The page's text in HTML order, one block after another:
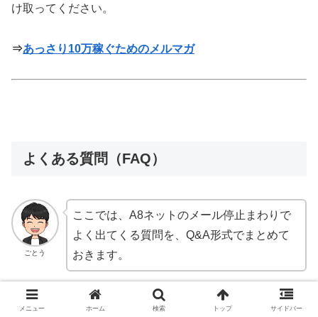
け取ってください。
⇒あっさり10万稼ぐためのメルマガ
よくある質問（FAQ）
ごとう
ここでは、A8ネットのメール停止まわりで
よく出てくる質問を、Q&A形式でまとめて
おきます。
Q1. A8ネットのメールを停止すると、重要なお
メニュー ホーム 検索 トップ サイドバー